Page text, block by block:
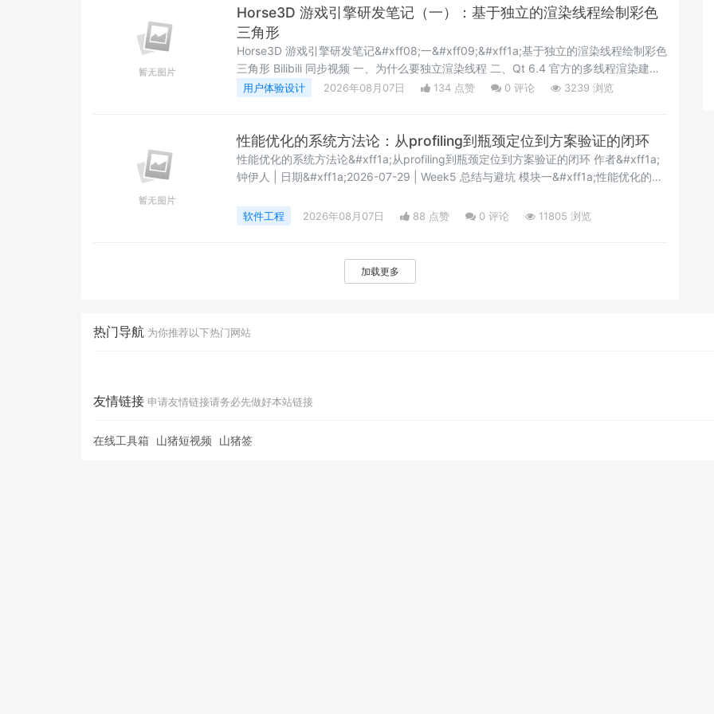
Horse3D 游戏引擎研发笔记（一）：基于独立的渲染线程绘制彩色
三角形
Horse3D 游戏引擎研发笔记&#xff08;一&#xff09;&#xff1a;基于独立的渲染线程绘制彩色
三角形 Bilibili 同步视频 一、为什么要独立渲染线程 二、Qt 6.4 官方的多线程渲染建议
三、项目结构 四、核心实现 4.1 渲染线程 RenderThread 4.2 显示端 IScreen 4.3
用户体验设计 2026年08月07日 134 点赞 0 评论 3239 浏览
性能优化的系统方法论：从profiling到瓶颈定位到方案验证的闭环
性能优化的系统方法论&#xff1a;从profiling到瓶颈定位到方案验证的闭环 作者&#xff1a;
钟伊人 | 日期&#xff1a;2026-07-29 | Week5 总结与避坑 模块一&#xff1a;性能优化的科
&#34;。开发者往往凭直觉猜测瓶颈在哪里&#xff0c;然后花大量时间优化。结果可能是
优化
软件工程 2026年08月07日 88 点赞 0 评论 11805 浏览
加载更多
热门导航 为你推荐以下热门网站
友情链接 申请友情链接请务必先做好本站链接
在线工具箱 山猪短视频 山猪签